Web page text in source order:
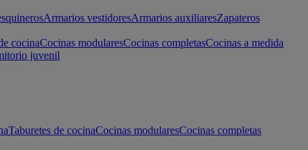
Armarios vestidoresArmarios auxiliaresZapateros
cocinaCocinas modularesCocinas completasCocinas a medida
juvenil
Taburetes de cocinaCocinas modularesCocinas completas